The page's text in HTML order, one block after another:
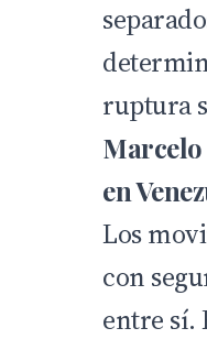
ruptura
en
Los
con
entre sí.